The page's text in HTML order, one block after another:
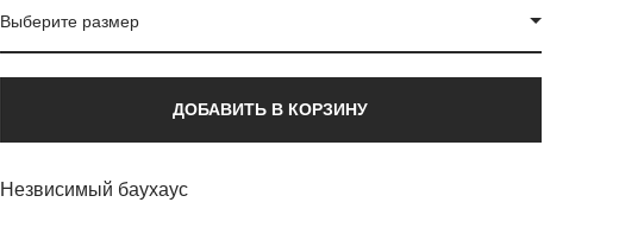
Выберите размер
ДОБАВИТЬ В КОРЗИНУ
Незвисимый баухаус